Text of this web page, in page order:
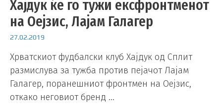
Хајдук ќе го тужи ексфронтменот
на Оејзис, Лајам Галагер
27.02.2019
Хрватскиот фудбалски клуб Хајдук од Сплит
размислува за тужба против пејачот Лајам
Галагер, поранешниот фронтмен на Оејзис,
откако неговиот бренд …